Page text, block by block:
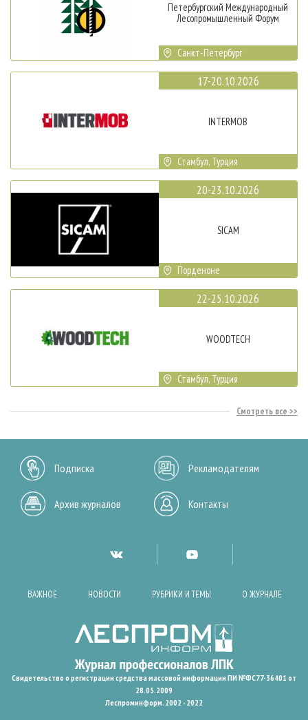
Петербургский Международный
Лесопромышленный Форум
Санкт-Петербург
17-20.10.2026
INTERMOB
Стамбул, Турция
20-23.10.2026
SICAM
Порденоне
22-25.10.2026
WOODTECH
Стамбул, Турция
Смотреть все
Подписка Рекламодателям
Архив журналов Контакты
ВАЖНОЕ НОВОСТИ РУБРИКИ И ТЕМЫ О ЖУРНАЛЕ
Свидетельство о регистрации средства массовой информации ПИ №ФС77-36401 от
28.05.2009
Леспроминформ. 2002 - 2022